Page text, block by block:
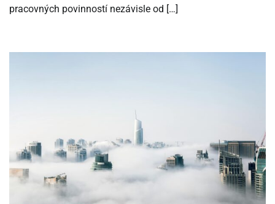
pracovných povinností nezávisle od […]